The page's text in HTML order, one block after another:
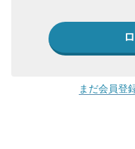
まだ会員登